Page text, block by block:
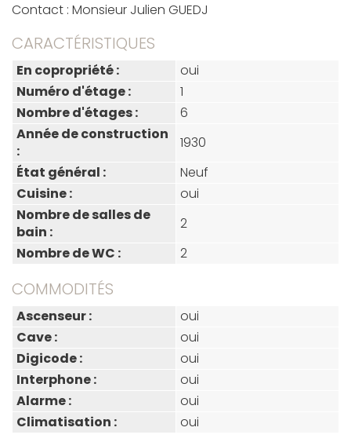
Contact : Monsieur Julien GUEDJ
CARACTÉRISTIQUES
En copropriété :
oui
Numéro d'étage :
1
Nombre d'étages :
6
Année de construction
:
1930
État général :
Neuf
Cuisine :
oui
Nombre de salles de
bain :
2
Nombre de WC :
2
COMMODITÉS
Ascenseur :
oui
Cave :
oui
Digicode :
oui
Interphone :
oui
Alarme :
oui
Climatisation :
oui